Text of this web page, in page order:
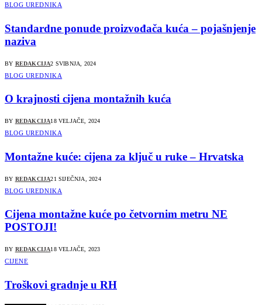
BLOG UREDNIKA
Standardne ponude proizvođača kuća – pojašnjenje
naziva
BY REDAKCIJA2 SVIBNJA, 2024
BLOG UREDNIKA
O krajnosti cijena montažnih kuća
BY REDAKCIJA18 VELJAČE, 2024
BLOG UREDNIKA
Montažne kuće: cijena za ključ u ruke – Hrvatska
BY REDAKCIJA21 SIJEČNJA, 2024
BLOG UREDNIKA
Cijena montažne kuće po četvornim metru NE
POSTOJI!
BY REDAKCIJA18 VELJAČE, 2023
CIJENE
Troškovi gradnje u RH